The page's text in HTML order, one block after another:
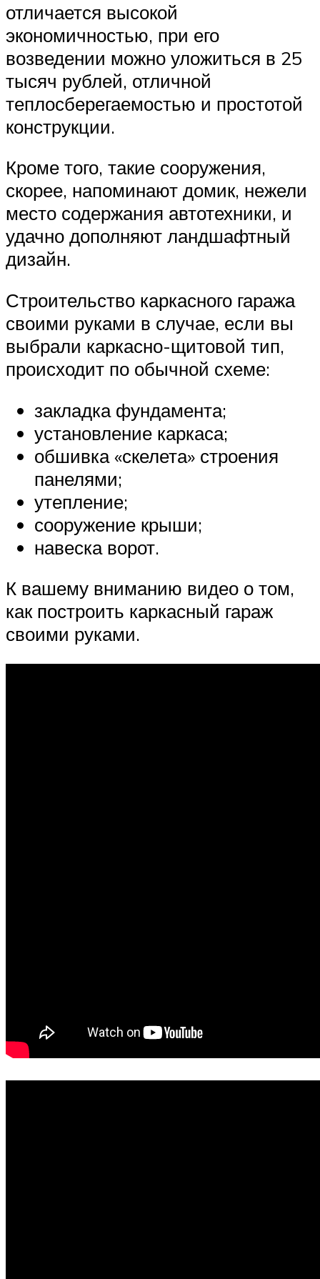
отличается высокой
экономичностью, при его
возведении можно уложиться в 25
тысяч рублей, отличной
теплосберегаемостью и простотой
конструкции.
Кроме того, такие сооружения,
скорее, напоминают домик, нежели
место содержания автотехники, и
удачно дополняют ландшафтный
дизайн.
Строительство каркасного гаража
своими руками в случае, если вы
выбрали каркасно-щитовой тип,
происходит по обычной схеме:
закладка фундамента;
установление каркаса;
обшивка «скелета» строения
панелями;
утепление;
сооружение крыши;
навеска ворот.
К вашему вниманию видео о том,
как построить каркасный гараж
своими руками.